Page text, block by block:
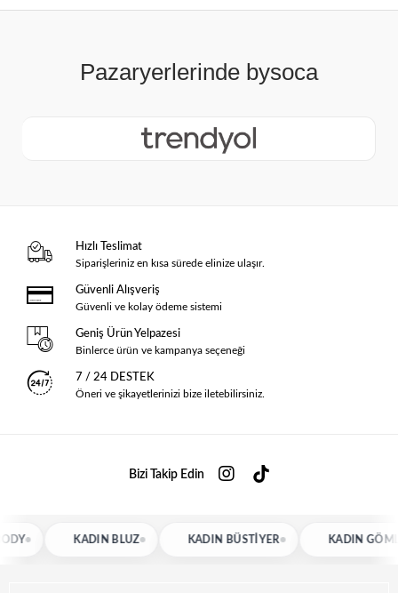
Hızlı Teslimat
Siparişleriniz en kısa sürede elinize ulaşır.
Güvenli Alışveriş
Güvenli ve kolay ödeme sistemi
Geniş Ürün Yelpazesi
Binlerce ürün ve kampanya seçeneği
7 / 24 DESTEK
Öneri ve şikayetlerinizi bize iletebilirsiniz.
Bizi Takip Edin
KADIN BLUZ KADIN BÜSTIYER KADIN GÖMLEK